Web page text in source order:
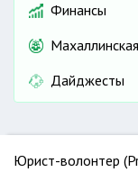
Финансы
Дайджесты
Юрист-волонтер